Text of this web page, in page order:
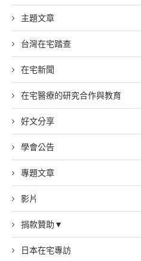
主題文章
台灣在宅踏查
在宅新聞
在宅醫療的研究合作與教育
好文分享
學會公告
專題文章
影片
捐款贊助▼
日本在宅專訪